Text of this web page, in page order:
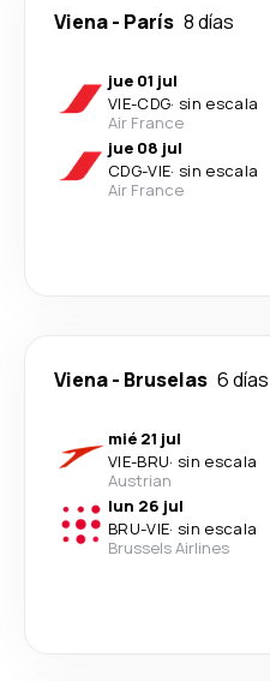
Viena- París 8 días
jue 01 jul
VIE-CDG· sin escala
Air France
jue 08 jul
CDG-VIE· sin escala
Air France
Viena- Bruselas 6 días
mié 21 jul
VIE-BRU· sin escala
Austrian
lun 26 jul
BRU-VIE· sin escala
Brussels Airlines